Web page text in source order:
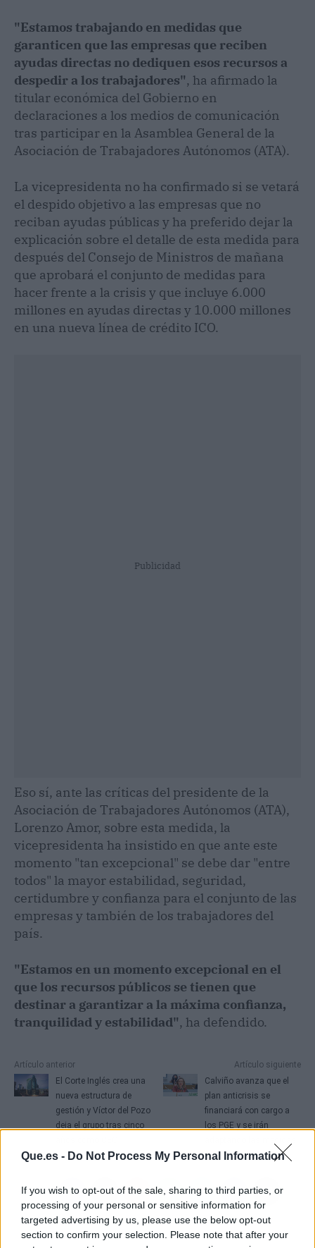
Que.es - Do Not Process My Personal Information
If you wish to opt-out of the sale, sharing to third parties, or
processing of your personal or sensitive information for
targeted advertising by us, please use the below opt-out
section to confirm your selection. Please note that after your
"Estamos trabajando en medidas que
garanticen que las empresas que reciben
ayudas directas no dediquen esos recursos a
despedir a los trabajadores", ha afirmado la
titular económica del Gobierno en
declaraciones a los medios de comunicación
tras participar en la Asamblea General de la
Asociación de Trabajadores Autónomos (ATA).
La vicepresidenta no ha confirmado si se vetará
el despido objetivo a las empresas que no
reciban ayudas públicas y ha preferido dejar la
explicación sobre el detalle de esta medida para
después del Consejo de Ministros de mañana
que aprobará el conjunto de medidas para
hacer frente a la crisis y que incluye 6.000
millones en ayudas directas y 10.000 millones
en una nueva línea de crédito ICO.
Publicidad
Eso sí, ante las críticas del presidente de la
Asociación de Trabajadores Autónomos (ATA),
Lorenzo Amor, sobre esta medida, la
vicepresidenta ha insistido en que ante este
momento "tan excepcional" se debe dar "entre
todos" la mayor estabilidad, seguridad,
certidumbre y confianza para el conjunto de las
empresas y también de los trabajadores del
país.
"Estamos en un momento excepcional en el
que los recursos públicos se tienen que
destinar a garantizar a la máxima confianza,
tranquilidad y estabilidad", ha defendido.
Artículo anterior
El Corte Inglés crea una
nueva estructura de
gestión y Víctor del Pozo
deja el grupo tras cinco
Artículo siguiente
Calviño avanza que el
plan anticrisis se
financiará con cargo a
los PGE y se irán